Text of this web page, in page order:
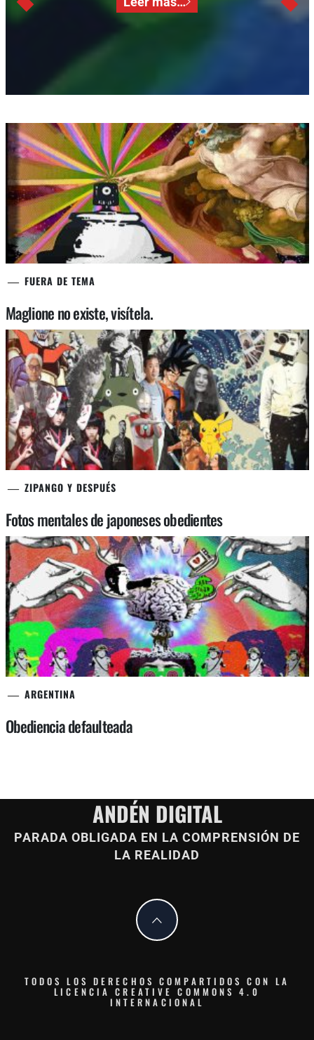
FUERA DE TEMA
Maglione no existe, visítela.
ZIPANGO Y DESPUÉS
Fotos mentales de japoneses obedientes
ARGENTINA
Obediencia defaulteada
ANDÉN DIGITAL
PARADA OBLIGADA EN LA COMPRENSIÓN DE
LA REALIDAD
TODOS LOS DERECHOS COMPARTIDOS CON LA
LICENCIA CREATIVE COMMONS 4.0
INTERNACIONAL